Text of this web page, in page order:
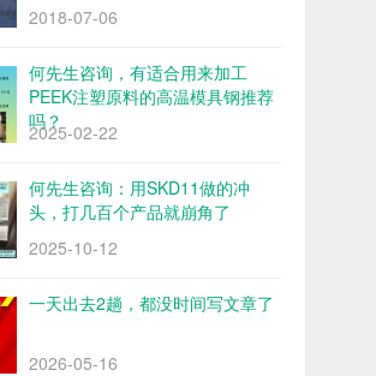
2018-07-06
何先生咨询，有适合用来加工
PEEK注塑原料的高温模具钢推荐
吗？
2025-02-22
何先生咨询：用SKD11做的冲
头，打几百个产品就崩角了
2025-10-12
一天出去2趟，都没时间写文章了
2026-05-16